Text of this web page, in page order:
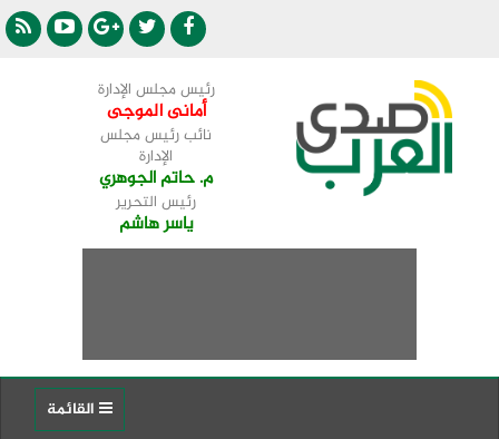
رئيس مجلس الإدارة
أمانى الموجى
نائب رئيس مجلس
الإدارة
م. حاتم الجوهري
رئيس التحرير
ياسر هاشم